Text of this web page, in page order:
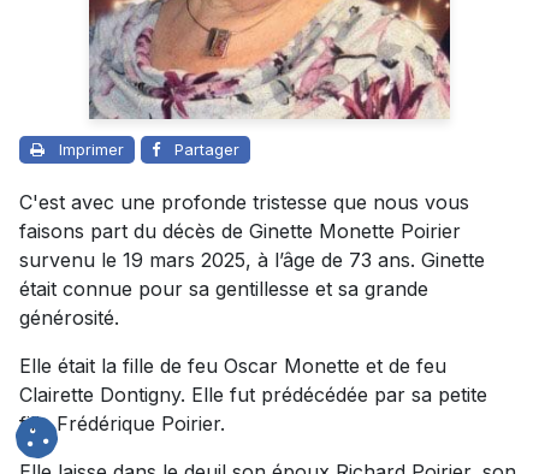
Imprimer Partager
C'est avec une profonde tristesse que nous vous
faisons part du décès de Ginette Monette Poirier
survenu le 19 mars 2025, à l’âge de 73 ans. Ginette
était connue pour sa gentillesse et sa grande
générosité.
Elle était la fille de feu Oscar Monette et de feu
Clairette Dontigny. Elle fut prédécédée par sa petite
fille Frédérique Poirier.